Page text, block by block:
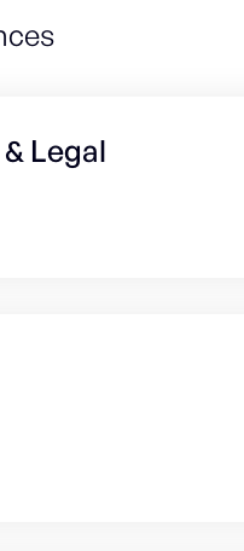
Legal